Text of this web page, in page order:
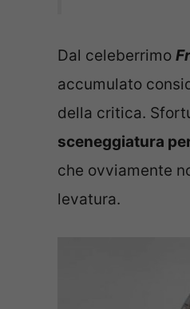
Dal celeberrimo
accumulato
della critica.
sceneggiatura
che ovviamente
levatura.